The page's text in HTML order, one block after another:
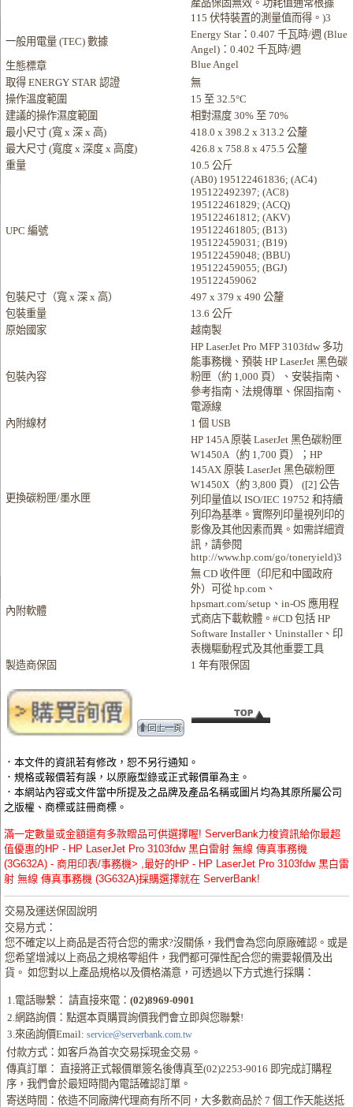
產品保固無效。功耗值通常根據
115 伏特裝置的測量值而得。)3
一般用電量 (TEC) 數據
Energy Star：0.407 千瓦時/週 (Blue
Angel)：0.402 千瓦時/週
生態標章
Blue Angel
取得 ENERGY STAR 認證
無
操作溫度範圍
15 至 32.5°C
建議的操作濕度範圍
相對濕度 30% 至 70%
最小尺寸 (寬 x 深 x 高)
418.0 x 398.2 x 313.2 公釐
最大尺寸 (寬度 x 深度 x 高度)
426.8 x 758.8 x 475.5 公釐
重量
10.5 公斤
UPC 編號
(AB0) 195122461836; (AC4)
195122492397; (AC8)
195122461829; (ACQ)
195122461812; (AKV)
195122461805; (B13)
195122459031; (B19)
195122459048; (BBU)
195122459055; (BGJ)
195122459062
包裝尺寸（寬 x 深 x 高）
497 x 379 x 490 公釐
包裝重量
13.6 公斤
原始國家
越南製
包裝內容
HP LaserJet Pro MFP 3103fdw 多功
能事務機、預裝 HP LaserJet 黑色碳
粉匣（約 1,000 頁）、安裝指南、
參考指南、法規傳單、保固指南、
電源線
內附線材
1 個 USB
更換碳粉匣/墨水匣
HP 145A 原裝 LaserJet 黑色碳粉匣
W1450A（約 1,700 頁）；HP
145AX 原裝 LaserJet 黑色碳粉匣
W1450X（約 3,800 頁） ([2] 公告
列印量值以 ISO/IEC 19752 和持續
列印為基準。實際列印量視列印的
影像及其他因素而異。如需詳細資
訊，請參閱
http://www.hp.com/go/toneryield)3
內附軟體
無 CD 收件匣（印尼和中國政府
外）可從 hp.com、
hpsmart.com/setup、in-OS 應用程
式商店下載軟體。#CD 包括 HP
Software Installer、Uninstaller、印
表機驅動程式及其他重要工具
製造商保固
1 年有限保固
．本文件的資訊若有修改，恕不另行通知。
．規格或報價若有誤，以原廠型錄或正式報價單為主。
．本網站內容或文件當中所提及之品牌及產品名稱或圖片均為其原所屬公司
之版權、商標或註冊商標。
滿一定數量或金額還有多款贈品可供選擇喔! ServerBank力梭資訊給你最超
值優惠的HP - HP LaserJet Pro 3103fdw 黑白雷射 無線 傳真事務機
(3G632A) - 商用印表/事務機> ,最好的HP - HP LaserJet Pro 3103fdw 黑白雷
射 無線 傳真事務機 (3G632A)採購選擇就在 ServerBank!
交易及運送保固說明
交易方式：
您不確定以上商品是否符合您的需求?沒關係，我們會為您向原廠確認。或是
您希望增減以上商品之規格零組件，我們都可彈性配合您的需要報價及出
貨。 如您對以上產品規格以及價格滿意，可透過以下方式進行採購：
1.電話聯繫： 請直接來電：(02)8969-0901
2.網路詢價：點選本頁購買詢價我們會立即與您聯繫!
3.來函詢價Email: service@serverbank.com.tw
付款方式：如客戶為首次交易採現金交易。
傳真訂單： 直接將正式報價單簽名後傳真至(02)2253-9016 即完成訂購程
序，我們會於最短時間內電話確認訂單。
寄送時間：依造不同廠牌代理商有所不同，大多數商品於 7 個工作天能送抵